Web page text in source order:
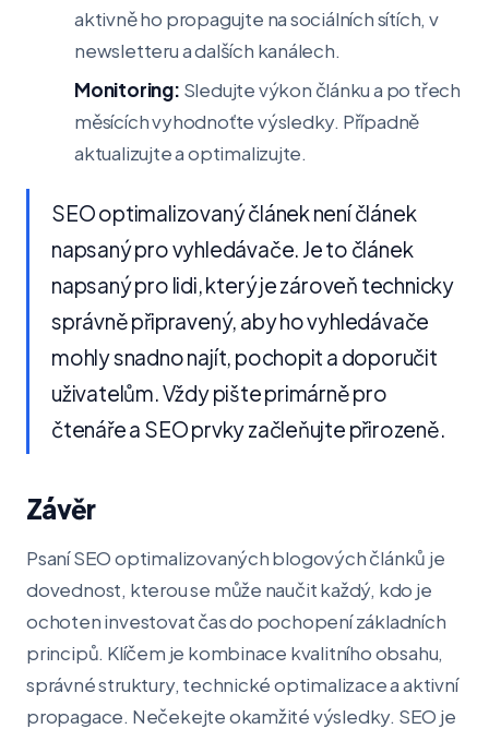
aktivně ho propagujte na sociálních sítích, v
newsletteru a dalších kanálech.
Monitoring: Sledujte výkon článku a po třech
měsících vyhodnoťte výsledky. Případně
aktualizujte a optimalizujte.
SEO optimalizovaný článek není článek
napsaný pro vyhledávače. Je to článek
napsaný pro lidi, který je zároveň technicky
správně připravený, aby ho vyhledávače
mohly snadno najít, pochopit a doporučit
uživatelům. Vždy pište primárně pro
čtenáře a SEO prvky začleňujte přirozeně.
Závěr
Psaní SEO optimalizovaných blogových článků je
dovednost, kterou se může naučit každý, kdo je
ochoten investovat čas do pochopení základních
principů. Klíčem je kombinace kvalitního obsahu,
správné struktury, technické optimalizace a aktivní
propagace. Nečekejte okamžité výsledky. SEO je